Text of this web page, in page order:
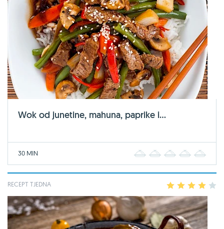
Wok od junetine, mahuna, paprike i...
30 MIN 2 3 4
RECEPT TJEDNA 2 3 4